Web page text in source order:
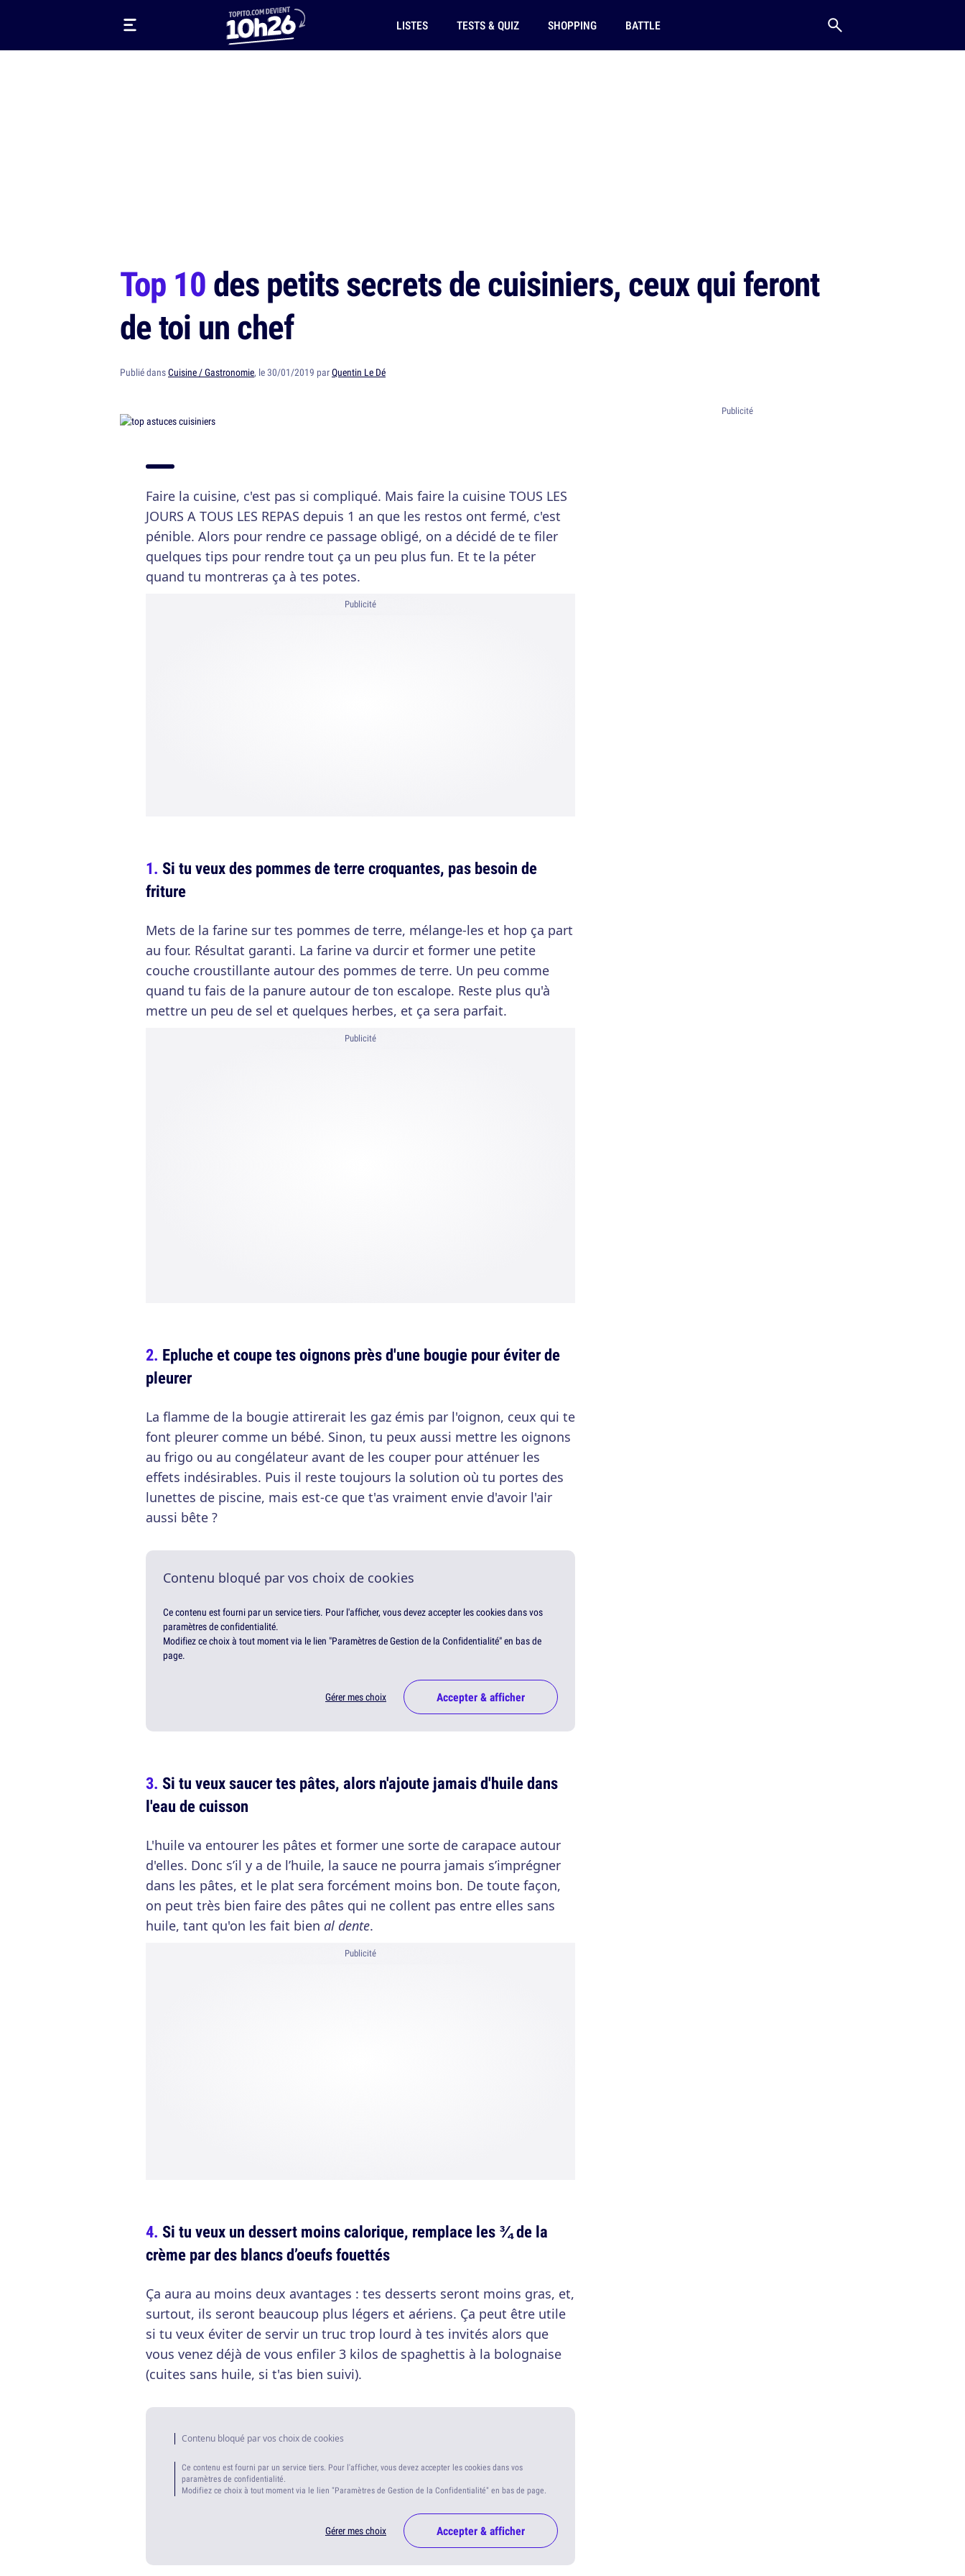
LISTES TESTS & QUIZ SHOPPING BATTLE
Top 10des petits secrets de cuisiniers, ceux qui feront
de toi un chef
Publié dansCuisine / Gastronomie, le 30/01/2019 parQuentin Le Dé
Faire la cuisine, c'est pas si compliqué. Mais faire la cuisine TOUS LES
JOURS A TOUS LES REPAS depuis 1 an que les restos ont fermé, c'est
pénible. Alors pour rendre ce passage obligé, on a décidé de te filer
quelques tips pour rendre tout ça un peu plus fun. Et te la péter
quand tu montreras ça à tes potes.
Publicité
Si tu veux des pommes de terre croquantes, pas besoin de
friture
Mets de la farine sur tes pommes de terre, mélange-les et hop ça part
au four. Résultat garanti. La farine va durcir et former une petite
couche croustillante autour des pommes de terre. Un peu comme
quand tu fais de la panure autour de ton escalope. Reste plus qu'à
mettre un peu de sel et quelques herbes, et ça sera parfait.
Publicité
Epluche et coupe tes oignons près d'une bougie pour éviter de
pleurer
La flamme de la bougie attirerait les gaz émis par l'oignon, ceux qui te
font pleurer comme un bébé. Sinon, tu peux aussi mettre les oignons
au frigo ou au congélateur avant de les couper pour atténuer les
effets indésirables. Puis il reste toujours la solution où tu portes des
lunettes de piscine, mais est-ce que t'as vraiment envie d'avoir l'air
aussi bête ?
Contenu bloqué par vos choix de cookies
Ce contenu est fourni par un service tiers. Pour l'afficher, vous devez accepter les cookies dans vos
paramètres de confidentialité.
Modifiez ce choix à tout moment via le lien "Paramètres de Gestion de la Confidentialité" en bas de
page.
Gérer mes choix Accepter & afficher
Si tu veux saucer tes pâtes, alors n'ajoute jamais d'huile dans
l'eau de cuisson
L'huile va entourer les pâtes et former une sorte de carapace autour
d'elles. Donc s’il y a de l’huile, la sauce ne pourra jamais s’imprégner
dans les pâtes, et le plat sera forcément moins bon. De toute façon,
on peut très bien faire des pâtes qui ne collent pas entre elles sans
huile, tant qu'on les fait bien al dente.
Publicité
Si tu veux un dessert moins calorique, remplace les ¾ de la
crème par des blancs d’oeufs fouettés
Ça aura au moins deux avantages : tes desserts seront moins gras, et,
surtout, ils seront beaucoup plus légers et aériens. Ça peut être utile
si tu veux éviter de servir un truc trop lourd à tes invités alors que
vous venez déjà de vous enfiler 3 kilos de spaghettis à la bolognaise
(cuites sans huile, si t'as bien suivi).
Contenu bloqué par vos choix de cookies
Ce contenu est fourni par un service tiers. Pour l'afficher, vous devez accepter les cookies dans vos
paramètres de confidentialité.
Modifiez ce choix à tout moment via le lien "Paramètres de Gestion de la Confidentialité" en bas de page.
Gérer mes choix Accepter & afficher